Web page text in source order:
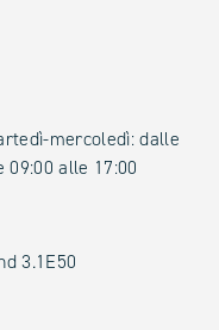
mercoledì: dalle
09:00 alle 17:00
3.1E50